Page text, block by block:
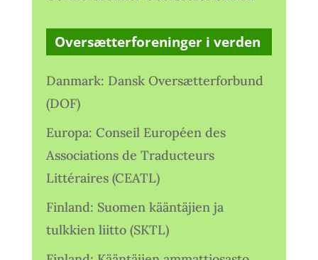
Oversætterforeninger i verden
Danmark: Dansk Oversætterforbund
(DOF)
Europa: Conseil Européen des
Associations de Traducteurs
Littéraires (CEATL)
Finland: Suomen kääntäjien ja
tulkkien liitto (SKTL)